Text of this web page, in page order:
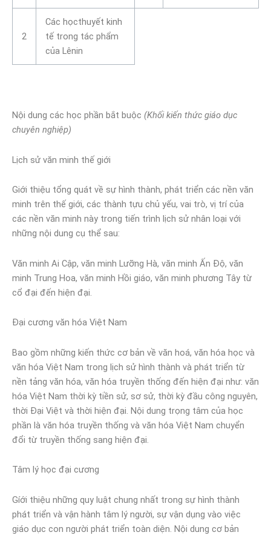
2
Các họcthuyết kinh
tế trong tác phẩm
của Lênin
Nội dung các học phần bắt buộc (Khối kiến thức giáo dục
chuyên nghiệp)
Lịch sử văn minh thế giới
Giới thiệu tổng quát về sự hình thành, phát triển các nền văn
minh trên thế giới, các thành tựu chủ yếu, vai trò, vị trí của
các nền văn minh này trong tiến trình lịch sử nhân loại với
những nội dung cụ thể sau:
Văn minh Ai Cập, văn minh Lưỡng Hà, văn minh Ấn Độ, văn
minh Trung Hoa, văn minh Hồi giáo, văn minh phương Tây từ
cổ đại đến hiện đại.
Đại cương văn hóa Việt Nam
Bao gồm những kiến thức cơ bản về văn hoá, văn hóa học và
văn hóa Việt Nam trong lịch sử hình thành và phát triển từ
nền tảng văn hóa, văn hóa truyền thống đến hiện đại như: văn
hóa Việt Nam thời kỳ tiền sử, sơ sử, thời kỳ đầu công nguyên,
thời Đại Việt và thời hiện đại. Nội dung trọng tâm của học
phần là văn hóa truyền thống và văn hóa Việt Nam chuyển
đổi từ truyền thống sang hiện đại.
Tâm lý học đại cương
Gíới thiệu những quy luật chung nhất trong sự hình thành
phát triển và vận hành tâm lý người, sự vận dụng vào việc
giáo dục con người phát triển toàn diện. Nội dung cơ bản